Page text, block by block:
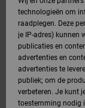
technologieën om
raadplegen. Deze
je IP-adres) kunnen
publicaties en
advertenties en
advertenties te
publiek; om de
verbeteren. Je kunt
toestemming nodig